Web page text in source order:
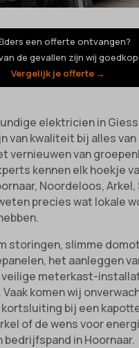
een offerte ontvangen?
de gevallen zijn wij
Vergelijk je offerte →
elektricien in
van kwaliteit bij alles
vernieuwen van
kennen elk hoekje
Noordeloos,
precies wat lokale
storingen, slimme
het aanleggen
meterkast-
Vaak komen wij
bij een
of de wens voor
in Hoornaar.